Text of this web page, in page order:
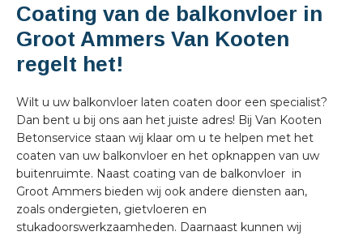
Coating van de balkonvloer in
Groot Ammers Van Kooten
regelt het!
Wilt u uw balkonvloer laten coaten door een specialist?
Dan bent u bij ons aan het juiste adres! Bij Van Kooten
Betonservice staan wij klaar om u te helpen met het
coaten van uw balkonvloer en het opknappen van uw
buitenruimte. Naast coating van de balkonvloer in
Groot Ammers bieden wij ook andere diensten aan,
zoals ondergieten, gietvloeren en
stukadoorswerkzaamheden. Daarnaast kunnen wij